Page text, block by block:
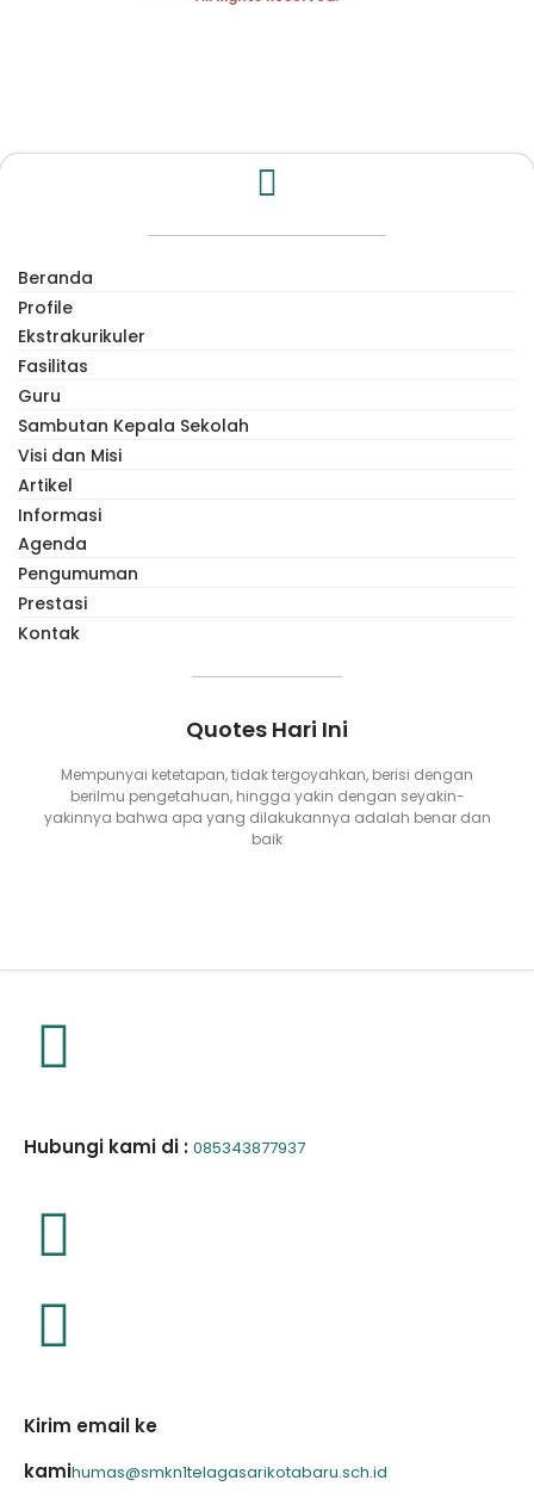
Beranda
Profile
Ekstrakurikuler
Fasilitas
Guru
Sambutan Kepala Sekolah
Visi dan Misi
Artikel
Informasi
Agenda
Pengumuman
Prestasi
Kontak
Quotes Hari Ini
Mempunyai ketetapan, tidak tergoyahkan, berisi dengan
berilmu pengetahuan, hingga yakin dengan seyakin-
yakinnya bahwa apa yang dilakukannya adalah benar dan
baik
Hubungi kami di : 085343877937
Kirim email ke
kamihumas@smkn1telagasarikotabaru.sch.id